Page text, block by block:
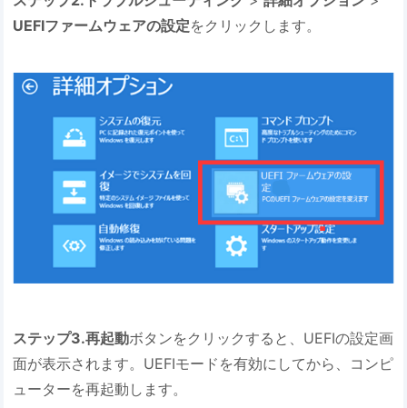
UEFIファームウェアの設定をクリックします。
ステップ3.再起動ボタンをクリックすると、UEFIの設定画
面が表示されます。UEFIモードを有効にしてから、コンピ
ューターを再起動します。